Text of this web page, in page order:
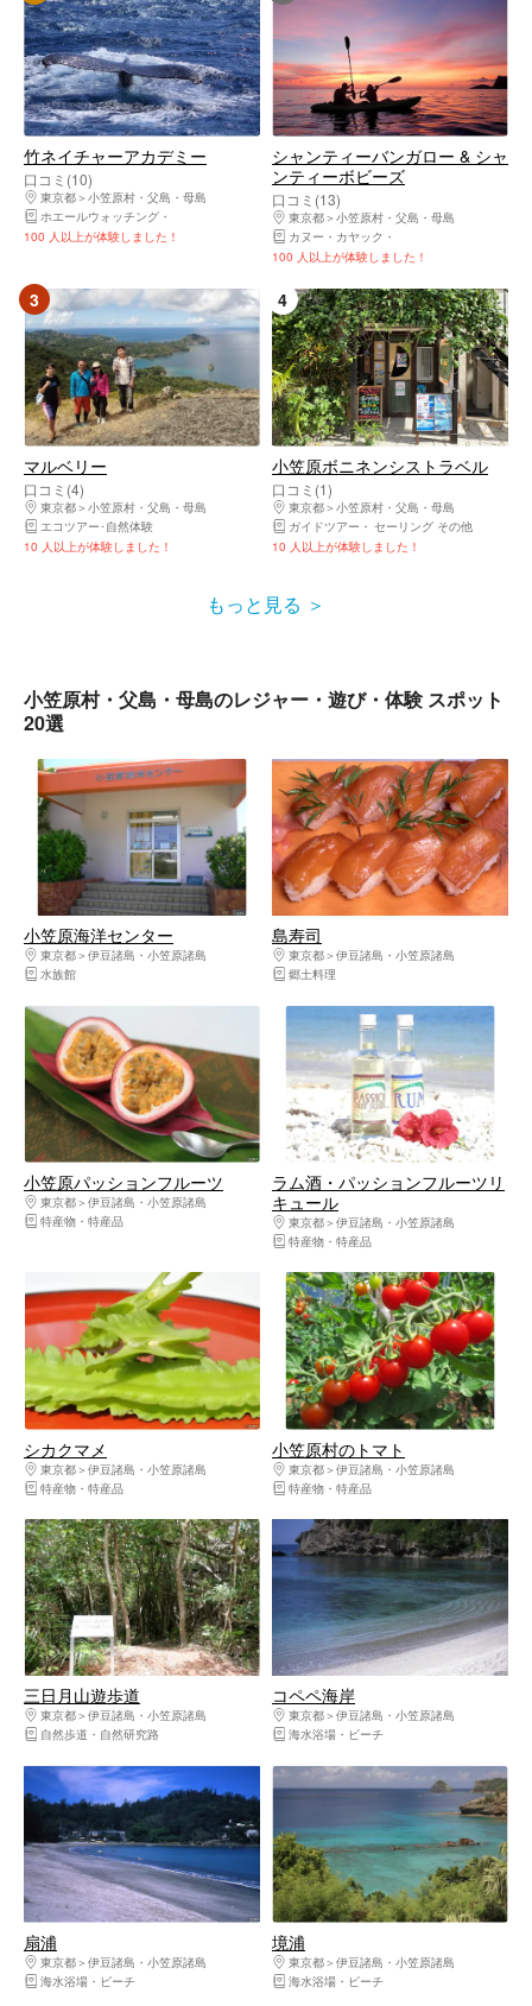
竹ネイチャーアカデミー
口コミ(10)
東京都
小笠原村・父島・母島
ホエールウォッチング
登山・トレッキング シュノーケリング
100 人以上が体験しました！
シャンティーバンガロー & シャ
ンティーボビーズ
口コミ(13)
東京都
小笠原村・父島・母島
カヌー・カヤック
100 人以上が体験しました！
3
マルベリー
口コミ(4)
東京都
小笠原村・父島・母島
エコツアー･自然体験
10 人以上が体験しました！
4
小笠原ボニネンシストラベル
口コミ(1)
東京都
小笠原村・父島・母島
ガイドツアー
セーリング その他
10 人以上が体験しました！
もっと見る
小笠原村・父島・母島のレジャー・遊び・体験 スポット
20選
小笠原海洋センター
東京都
伊豆諸島・小笠原諸島
水族館
島寿司
東京都
伊豆諸島・小笠原諸島
郷土料理
小笠原パッションフルーツ
東京都
伊豆諸島・小笠原諸島
特産物・特産品
ラム酒・パッションフルーツリ
キュール
東京都
伊豆諸島・小笠原諸島
特産物・特産品
シカクマメ
東京都
伊豆諸島・小笠原諸島
特産物・特産品
小笠原村のトマト
東京都
伊豆諸島・小笠原諸島
特産物・特産品
三日月山遊歩道
東京都
伊豆諸島・小笠原諸島
自然歩道・自然研究路
コペペ海岸
東京都
伊豆諸島・小笠原諸島
海水浴場・ビーチ
扇浦
東京都
伊豆諸島・小笠原諸島
海水浴場・ビーチ
境浦
東京都
伊豆諸島・小笠原諸島
海水浴場・ビーチ